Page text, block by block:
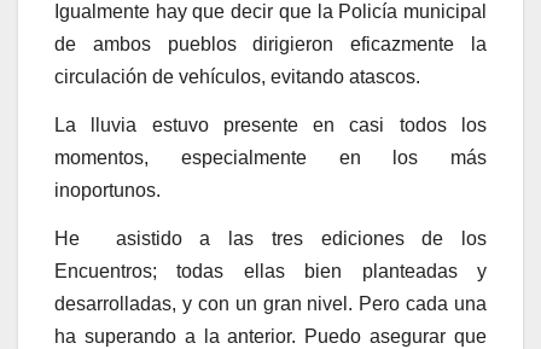
Igualmente hay que decir que la Policía municipal
de ambos pueblos dirigieron eficazmente la
circulación de vehículos, evitando atascos.
La lluvia estuvo presente en casi todos los
momentos, especialmente en los más
inoportunos.
He asistido a las tres ediciones de los
Encuentros; todas ellas bien planteadas y
desarrolladas, y con un gran nivel. Pero cada una
ha superando a la anterior. Puedo asegurar que